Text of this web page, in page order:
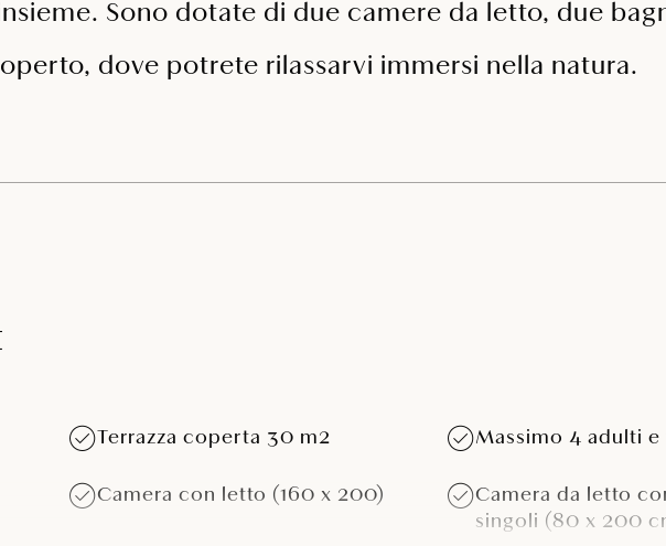
Sono dotate di due camere da letto, due
dove potrete rilassarvi immersi nella natura.
Terrazza coperta 30 m2 Massimo 4 adulti e
Camera con letto (160 x 200)
Camera da letto
singoli (80 x 200